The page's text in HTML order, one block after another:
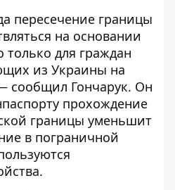
пересечение границы
на основании
только для граждан
из Украины на
сообщил Гончарук. Он
прохождение
границы уменьшит
в пограничной